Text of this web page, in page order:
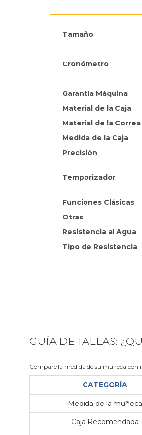
Tamaño
Cronómetro
Garantía Máquina
Material de la Caja
Material de la Correa
Medida de la Caja
Precisión
Temporizador
Funciones Clásicas
Otras
Resistencia al Agua
Tipo de Resistencia
GUÍA DE TALLAS:
Compare la medida de su muñeca con
CATEGORÍA
Medida de la muñeca
Caja Recomendada